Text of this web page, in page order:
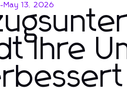
-May 13, 2026
Ihre